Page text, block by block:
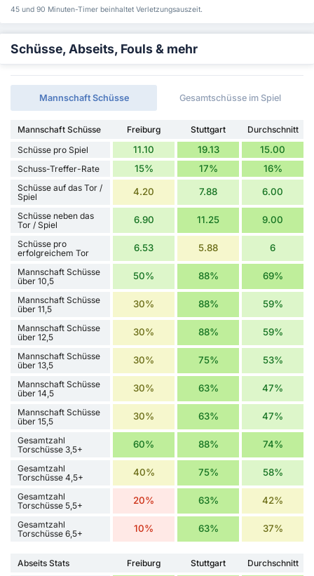
45 und 90 Minuten-Timer beinhaltet Verletzungsauszeit.
Schüsse, Abseits, Fouls & mehr
Mannschaft Schüsse Gesamtschüsse im Spiel
Mannschaft Schüsse Freiburg Stuttgart
Durchschnitt
Schüsse pro Spiel
11.10 19.13 15.00
Schuss-Treffer-Rate 15% 17% 16%
Schüsse auf das Tor /
Spiel
4.20 7.88 6.00
Schüsse neben das
Tor / Spiel
6.90 11.25 9.00
Schüsse pro
erfolgreichem Tor
6.53 5.88 6
Mannschaft Schüsse
über 10,5
50% 88% 69%
Mannschaft Schüsse
über 11,5
30% 88% 59%
Mannschaft Schüsse
über 12,5
30% 88% 59%
Mannschaft Schüsse
über 13,5
30% 75% 53%
Mannschaft Schüsse
über 14,5
30% 63% 47%
Mannschaft Schüsse
über 15,5
30% 63% 47%
Gesamtzahl
Torschüsse 3,5+
60% 88% 74%
Gesamtzahl
Torschüsse 4,5+
40% 75% 58%
Gesamtzahl
Torschüsse 5,5+
20% 63% 42%
Gesamtzahl
Torschüsse 6,5+
10% 63% 37%
Abseits Stats Freiburg Stuttgart
Durchschnitt